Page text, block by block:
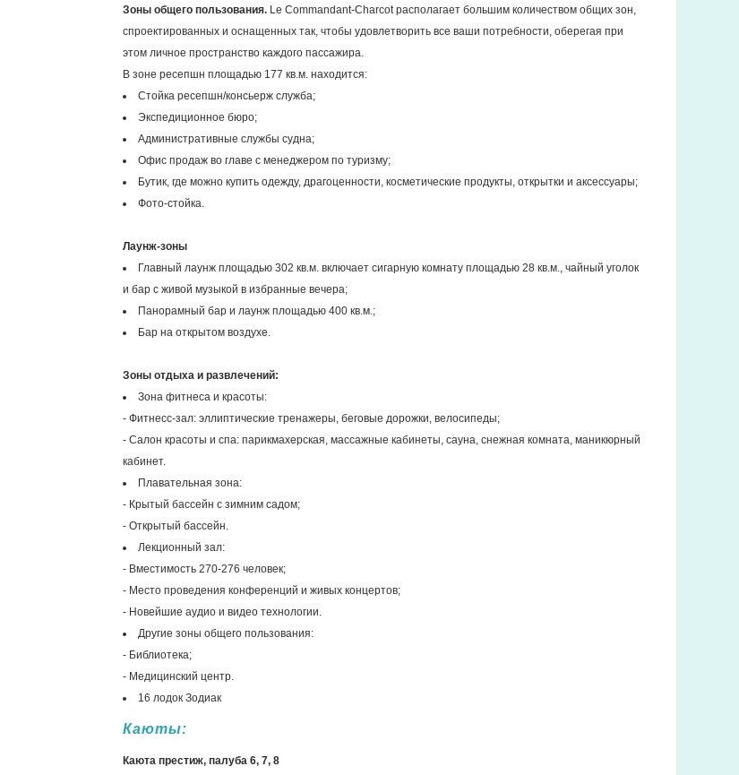
Зоны общего пользования. Le Commandant-Charcot располагает большим количеством общих зон,
спроектированных и оснащенных так, чтобы удовлетворить все ваши потребности, оберегая при
этом личное пространство каждого пассажира.
В зоне ресепшн площадью 177 кв.м. находится:
Стойка ресепшн/консьерж служба;
Экспедиционное бюро;
Административные службы судна;
Офис продаж во главе с менеджером по туризму;
Бутик, где можно купить одежду, драгоценности, косметические продукты, открытки и аксессуары;
Фото-стойка.
Лаунж-зоны
Главный лаунж площадью 302 кв.м. включает сигарную комнату площадью 28 кв.м., чайный уголок
и бар с живой музыкой в избранные вечера;
Панорамный бар и лаунж площадью 400 кв.м.;
Бар на открытом воздухе.
Зоны отдыха и развлечений:
Зона фитнеса и красоты:
- Фитнесс-зал: эллиптические тренажеры, беговые дорожки, велосипеды;
- Салон красоты и спа: парикмахерская, массажные кабинеты, сауна, снежная комната, маникюрный
кабинет.
Плавательная зона:
- Крытый бассейн с зимним садом;
- Открытый бассейн.
Лекционный зал:
- Вместимость 270-276 человек;
- Место проведения конференций и живых концертов;
- Новейшие аудио и видео технологии.
Другие зоны общего пользования:
- Библиотека;
- Медицинский центр.
16 лодок Зодиак
Каюты:
Каюта престиж, палуба 6, 7, 8